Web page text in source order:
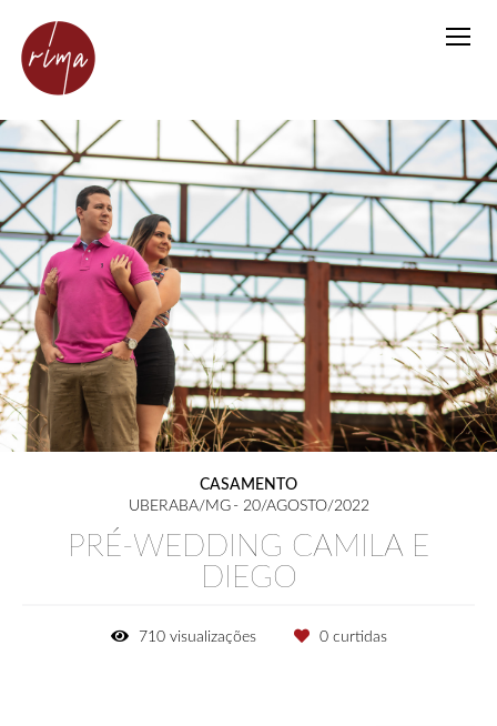
CASAMENTO
UBERABA/MG
20/AGOSTO/2022
PRÉ-WEDDING CAMILA E
DIEGO
710visualizações 0curtidas